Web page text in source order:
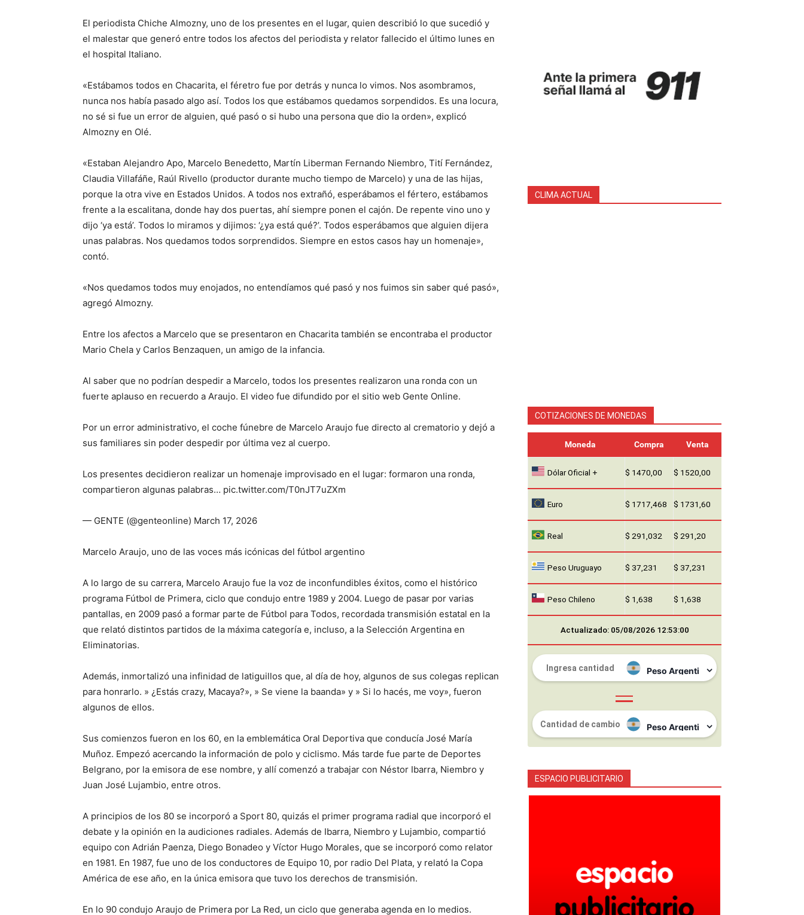
El periodista Chiche Almozny, uno de los presentes en el lugar, quien describió lo que sucedió y
el malestar que generó entre todos los afectos del periodista y relator fallecido el último lunes en
el hospital Italiano.
«Estábamos todos en Chacarita, el féretro fue por detrás y nunca lo vimos. Nos asombramos,
nunca nos había pasado algo así. Todos los que estábamos quedamos sorpendidos. Es una locura,
no sé si fue un error de alguien, qué pasó o si hubo una persona que dio la orden», explicó
Almozny en Olé.
«Estaban Alejandro Apo, Marcelo Benedetto, Martín Liberman Fernando Niembro, Tití Fernández,
Claudia Villafáñe, Raúl Rivello (productor durante mucho tiempo de Marcelo) y una de las hijas,
porque la otra vive en Estados Unidos. A todos nos extrañó, esperábamos el fértero, estábamos
frente a la escalitana, donde hay dos puertas, ahí siempre ponen el cajón. De repente vino uno y
dijo ‘ya está’. Todos lo miramos y dijimos: ‘¿ya está qué?’. Todos esperábamos que alguien dijera
unas palabras. Nos quedamos todos sorprendidos. Siempre en estos casos hay un homenaje»,
contó.
«Nos quedamos todos muy enojados, no entendíamos qué pasó y nos fuimos sin saber qué pasó»,
agregó Almozny.
Entre los afectos a Marcelo que se presentaron en Chacarita también se encontraba el productor
Mario Chela y Carlos Benzaquen, un amigo de la infancia.
Al saber que no podrían despedir a Marcelo, todos los presentes realizaron una ronda con un
fuerte aplauso en recuerdo a Araujo. El video fue difundido por el sitio web Gente Online.
Por un error administrativo, el coche fúnebre de Marcelo Araujo fue directo al crematorio y dejó a
sus familiares sin poder despedir por última vez al cuerpo.
Los presentes decidieron realizar un homenaje improvisado en el lugar: formaron una ronda,
compartieron algunas palabras… pic.twitter.com/T0nJT7uZXm
— GENTE (@genteonline) March 17, 2026
Marcelo Araujo, uno de las voces más icónicas del fútbol argentino
A lo largo de su carrera, Marcelo Araujo fue la voz de inconfundibles éxitos, como el histórico
programa Fútbol de Primera, ciclo que condujo entre 1989 y 2004. Luego de pasar por varias
pantallas, en 2009 pasó a formar parte de Fútbol para Todos, recordada transmisión estatal en la
que relató distintos partidos de la máxima categoría e, incluso, a la Selección Argentina en
Eliminatorias.
Además, inmortalizó una infinidad de latiguillos que, al día de hoy, algunos de sus colegas replican
para honrarlo. » ¿Estás crazy, Macaya?», » Se viene la baanda» y » Si lo hacés, me voy», fueron
algunos de ellos.
Sus comienzos fueron en los 60, en la emblemática Oral Deportiva que conducía José María
Muñoz. Empezó acercando la información de polo y ciclismo. Más tarde fue parte de Deportes
Belgrano, por la emisora de ese nombre, y allí comenzó a trabajar con Néstor Ibarra, Niembro y
Juan José Lujambio, entre otros.
A principios de los 80 se incorporó a Sport 80, quizás el primer programa radial que incorporó el
debate y la opinión en la audiciones radiales. Además de Ibarra, Niembro y Lujambio, compartió
equipo con Adrián Paenza, Diego Bonadeo y Víctor Hugo Morales, que se incorporó como relator
en 1981. En 1987, fue uno de los conductores de Equipo 10, por radio Del Plata, y relató la Copa
América de ese año, en la única emisora que tuvo los derechos de transmisión.
En lo 90 condujo Araujo de Primera por La Red, un ciclo que generaba agenda en lo medios.
CLIMA ACTUAL
COTIZACIONES DE MONEDAS
Moneda Compra Venta
Dólar Oficial + $ 1470,00 $ 1520,00
Euro $ 1717,468 $ 1731,60
Real $ 291,032 $ 291,20
Peso Uruguayo $ 37,231 $ 37,231
Peso Chileno $ 1,638 $ 1,638
Actualizado: 05/08/2026 12:53:00
ESPACIO PUBLICITARIO